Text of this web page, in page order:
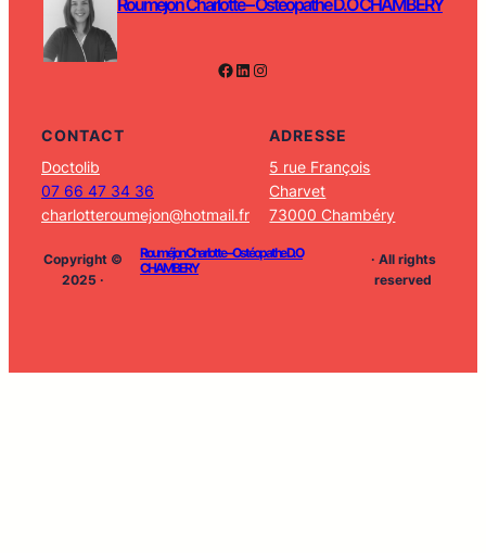
Rouméjon Charlotte – Ostéopathe D.O CHAMBERY
Facebook LinkedIn Instagram
CONTACT
Doctolib
07 66 47 34 36
charlotteroumejon@hotmail.fr
ADRESSE
5 rue François
Charvet
73000 Chambéry
Copyright ©
2025 ·
Rouméjon Charlotte – Ostéopathe D.O
CHAMBERY
· All rights
reserved